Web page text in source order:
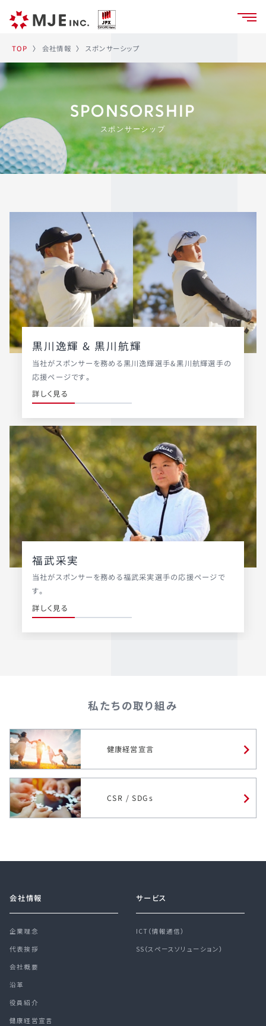
TOP 〉 会社情報 〉 スポンサーシップ
SPONSORSHIP
スポンサーシップ
黒川逸輝 & 黒川航輝
当社がスポンサーを務める黒川逸輝選手&黒川航輝選手の
応援ページです。
詳しく見る
福武采実
当社がスポンサーを務める福武采実選手の応援ページで
す。
詳しく見る
私たちの取り組み
健康経営宣言
CSR / SDGs
会社情報
企業理念
代表挨拶
会社概要
沿革
役員紹介
健康経営宣言
サービス
ICT（情報通信）
SS（スペースソリューション）